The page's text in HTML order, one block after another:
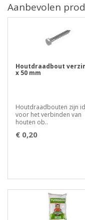
Aanbevolen
Houtdraadbout
x 50 mm
Houtdraadbouten zijn
voor het verbinden van
houten ob..
€ 0,20